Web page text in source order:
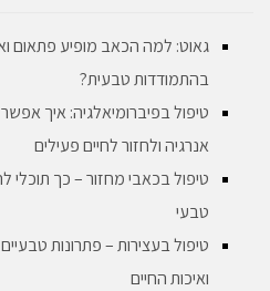
גאוט: למה הכאב מופיע פתאום
בהתמודדות טבעית?
טיפול בפיברומיאלגיה: איך
אנרגיה ולחזור לחיים פעילים
טיפול בכאבי מחזור – כך
טבעי
טיפול בעצירות – פתרונות
ואיכות החיים